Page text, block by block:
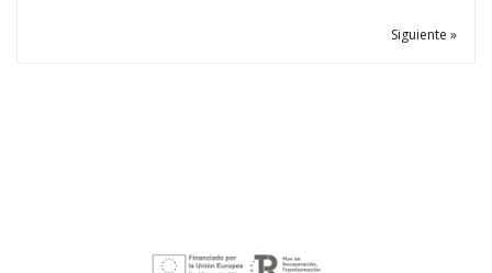
Siguiente »